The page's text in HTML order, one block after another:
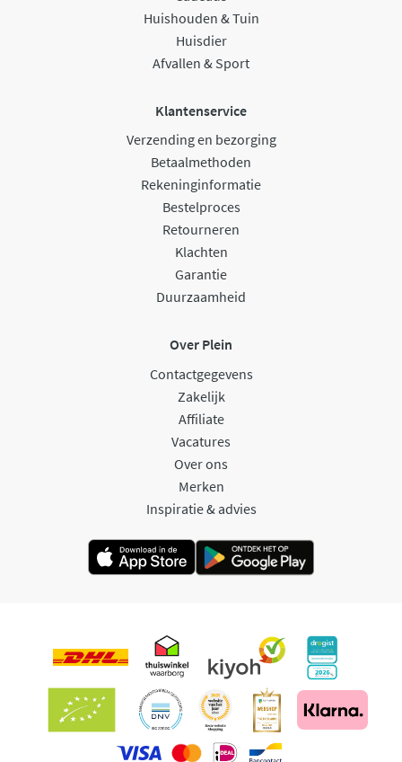
Huishouden & Tuin
Huisdier
Afvallen & Sport
Klantenservice
Verzending en bezorging
Betaalmethoden
Rekeninginformatie
Bestelproces
Retourneren
Klachten
Garantie
Duurzaamheid
Over Plein
Contactgegevens
Zakelijk
Affiliate
Vacatures
Over ons
Merken
Inspiratie & advies